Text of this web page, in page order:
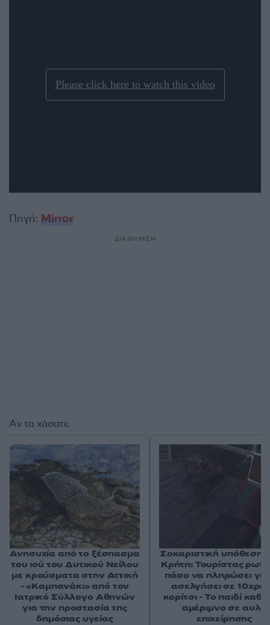
Πηγή: Mirror
ΔΙΑΦΗΜΙΣΗ
Αν τα χάσατε
Ανησυχία από το ξέσπασμα
του ιού του Δυτικού Νείλου
με κρούσματα στην Αττική
- «Καμπανάκι» από τον
Ιατρικό Σύλλογο Αθηνών
για την προστασία της
δημόσιας υγείας
Σοκαριστική υπόθεση
Κρήτη: Τουρίστας
πόσο να πληρώσει
ασελγήσει σε
κορίτσι - Το παιδί
αμέριμνο σε αυλή
επιχείρησης